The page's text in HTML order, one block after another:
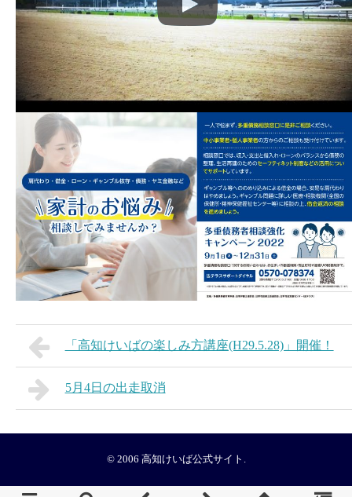
「高知けいばの楽しみ方講座(H29.5.28)」開催！
5月4日の出走取消
© 2006 高知けいば公式サイト .